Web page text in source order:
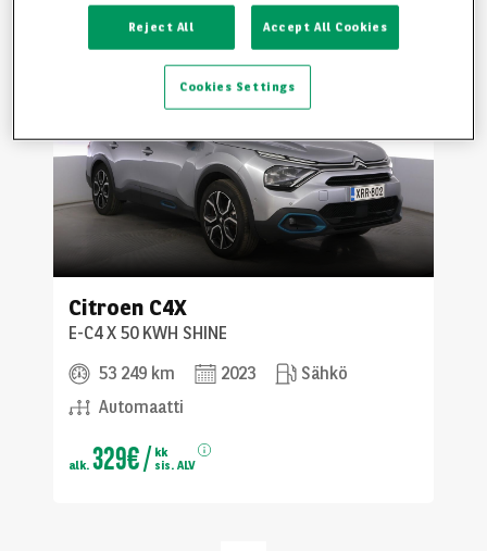
Citroen C4X
E-C4 X 50 KWH SHINE
53 249 km
2023
Sähkö
Automaatti
alk. 329€/ kk
sis. ALV
Reject All Accept All Cookies
Cookies Settings